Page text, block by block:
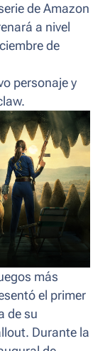
de Amazon
a nivel
de
personaje y
más
el primer
de su
. Durante la